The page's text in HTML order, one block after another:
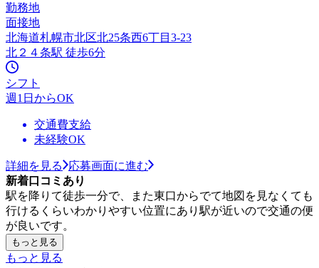
勤務地
面接地
北海道札幌市北区北25条西6丁目3-23
北２４条駅 徒歩6分
シフト
週1日からOK
交通費支給
未経験OK
詳細を見る
応募画面に進む
新着口コミあり
駅を降りて徒歩一分で、また東口からでて地図を見なくても
行けるくらいわかりやすい位置にあり駅が近いので交通の便
が良いです。
もっと見る
もっと見る